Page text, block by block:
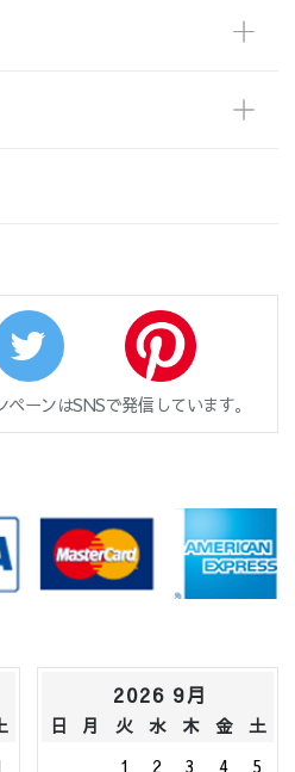
ーンはSNSで発信しています。
2026 9月
日 月 火 水 木 金
土
1
2 3 4
5